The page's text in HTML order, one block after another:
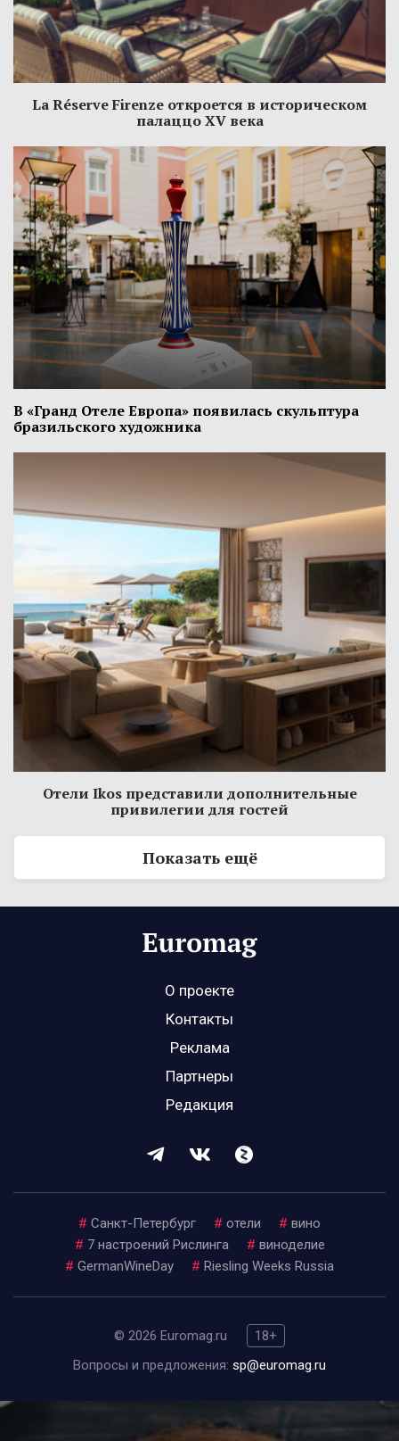
La Réserve Firenze откроется в историческом
палаццо XV века
В «Гранд Отеле Европа» появилась скульптура
бразильского художника
Отели Ikos представили дополнительные
привилегии для гостей
Показать ещё
О проекте
Контакты
Реклама
Партнеры
Редакция
# Санкт-Петербург # отели # вино
# 7 настроений Рислинга # виноделие
# GermanWineDay # Riesling Weeks Russia
© 2026 Euromag.ru
18+
Вопросы и предложения: sp@euromag.ru